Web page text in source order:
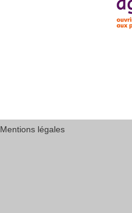
Mentions légales